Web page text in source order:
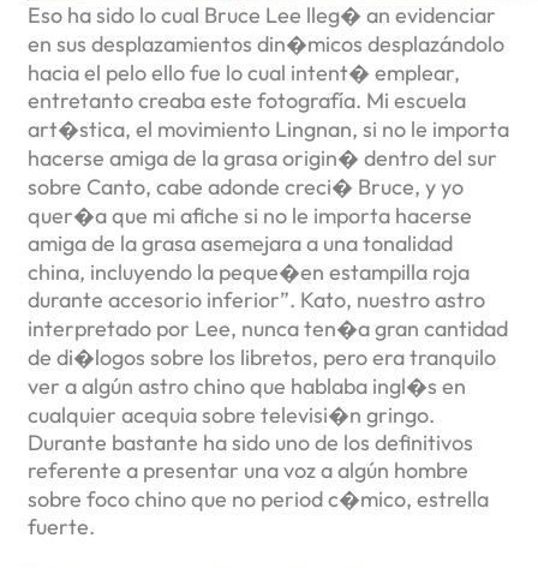
Eso ha sido lo cual Bruce Lee lleg� an evidenciar
en sus desplazamientos din�micos desplazándolo
hacia el pelo ello fue lo cual intent� emplear,
entretanto creaba este fotografía. Mi escuela
art�stica, el movimiento Lingnan, si no le importa
hacerse amiga de la grasa origin� dentro del sur
sobre Canto, cabe adonde creci� Bruce, y yo
quer�a que mi afiche si no le importa hacerse
amiga de la grasa asemejara a una tonalidad
china, incluyendo la peque�en estampilla roja
durante accesorio inferior”. Kato, nuestro astro
interpretado por Lee, nunca ten�a gran cantidad
de di�logos sobre los libretos, pero era tranquilo
ver a algún astro chino que hablaba ingl�s en
cualquier acequia sobre televisi�n gringo.
Durante bastante ha sido uno de los definitivos
referente a presentar una voz a algún hombre
sobre foco chino que no period c�mico, estrella
fuerte.